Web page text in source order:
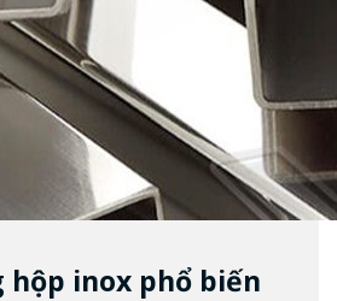
hộp inox phổ biến